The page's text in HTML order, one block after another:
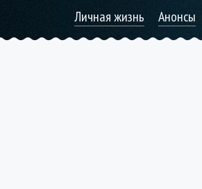
Личная жизнь Анонсы